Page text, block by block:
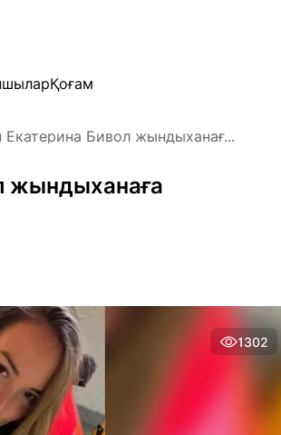
Қоғам
Екатерина Бивол жындыханағ...
жындыханаға
1302